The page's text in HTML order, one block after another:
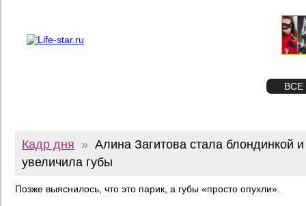
ВСЕ
Кадр дня » Алина Загитова стала блондинкой и
увеличила губы
Позже выяснилось, что это парик, а губы «просто опухли».